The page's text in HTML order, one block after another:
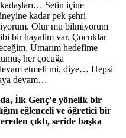
Setin içine
kadar pek şehri
Olur mu bilmiyorum
bir hayalim var. Çocuklar
Umarım hedefime
her çocuğa
etmeli mi, diye… Hepsi
devam…
İlk Genç’e yönelik bir
eğlenceli ve öğretici bir
çıktı, seride başka